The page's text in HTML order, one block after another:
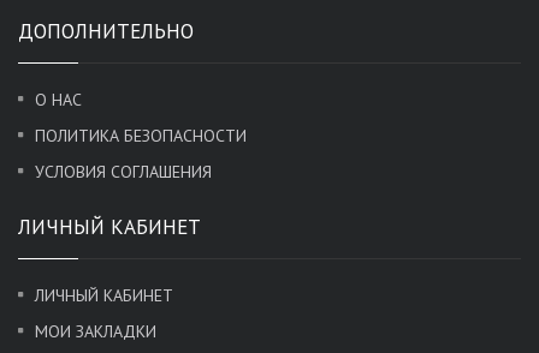
ДОПОЛНИТЕЛЬНО
О НАС
ПОЛИТИКА БЕЗОПАСНОСТИ
УСЛОВИЯ СОГЛАШЕНИЯ
ЛИЧНЫЙ КАБИНЕТ
ЛИЧНЫЙ КАБИНЕТ
МОИ ЗАКЛАДКИ